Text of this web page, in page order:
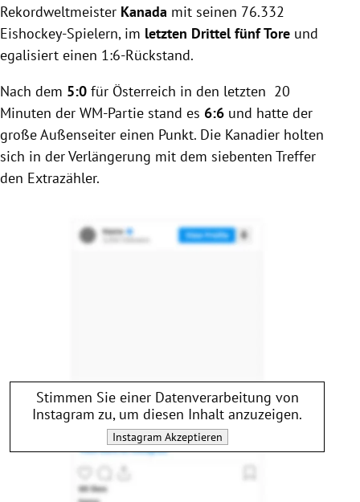
Rekordweltmeister Kanada mit seinen 76.332
Eishockey-Spielern, im letzten Drittel fünf Tore und
egalisiert einen 1:6-Rückstand.
Nach dem 5:0 für Österreich in den letzten 20
Minuten der WM-Partie stand es 6:6 und hatte der
große Außenseiter einen Punkt. Die Kanadier holten
sich in der Verlängerung mit dem siebenten Treffer
den Extrazähler.
Stimmen Sie einer Datenverarbeitung von
Instagram zu, um diesen Inhalt anzuzeigen.
InstagramAkzeptieren